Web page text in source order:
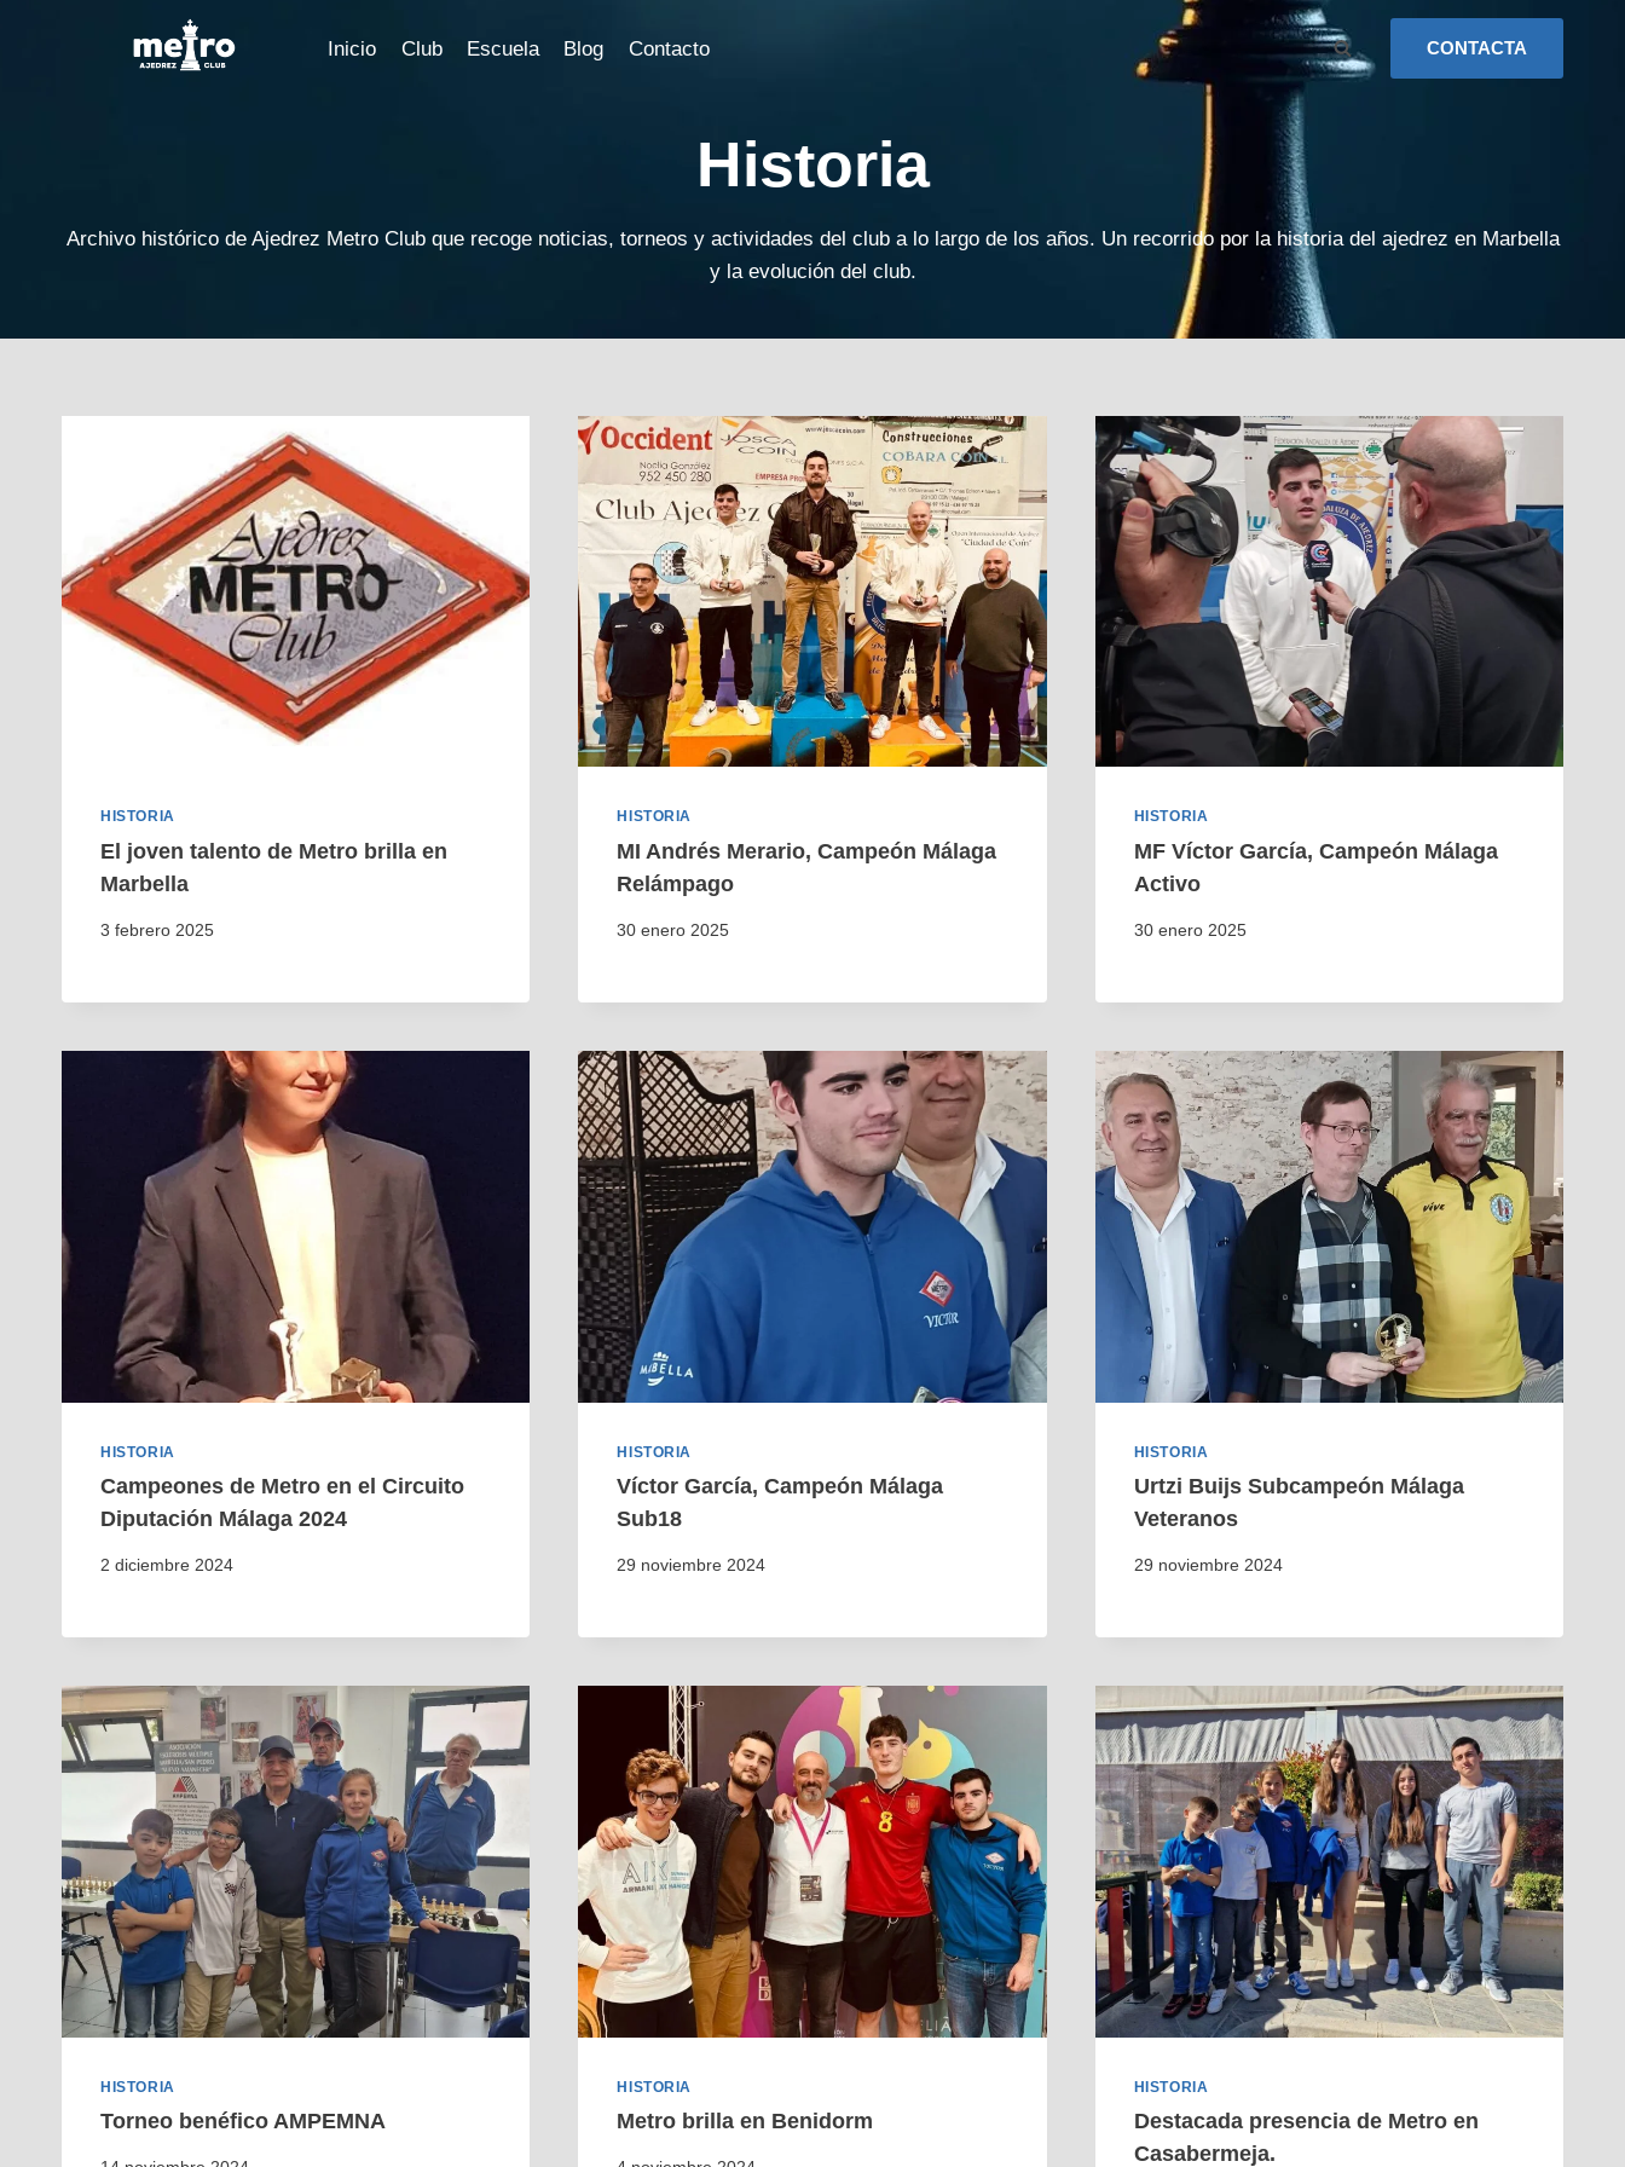
Inicio Club Escuela Blog Contacto CONTACTA
Historia
Archivo histórico de Ajedrez Metro Club que recoge noticias, torneos y actividades del club a lo largo de los años. Un recorrido por la historia del ajedrez en Marbella
y la evolución del club.
HISTORIA
El joven talento de Metro brilla en
Marbella
3 febrero 2025
HISTORIA
MI Andrés Merario, Campeón Málaga
Relámpago
30 enero 2025
HISTORIA
MF Víctor García, Campeón Málaga
Activo
30 enero 2025
HISTORIA
Campeones de Metro en el Circuito
Diputación Málaga 2024
2 diciembre 2024
HISTORIA
Víctor García, Campeón Málaga
Sub18
29 noviembre 2024
HISTORIA
Urtzi Buijs Subcampeón Málaga
Veteranos
29 noviembre 2024
HISTORIA
Torneo benéfico AMPEMNA
HISTORIA
Metro brilla en Benidorm
HISTORIA
Destacada presencia de Metro en
Casabermeja.